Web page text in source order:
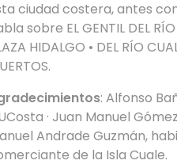
ciudad costera, antes
sobre EL GENTIL DEL
HIDALGO • DEL RÍO
: Alfonso
· Juan Manuel
Andrade Guzmán,
de la Isla Cuale.